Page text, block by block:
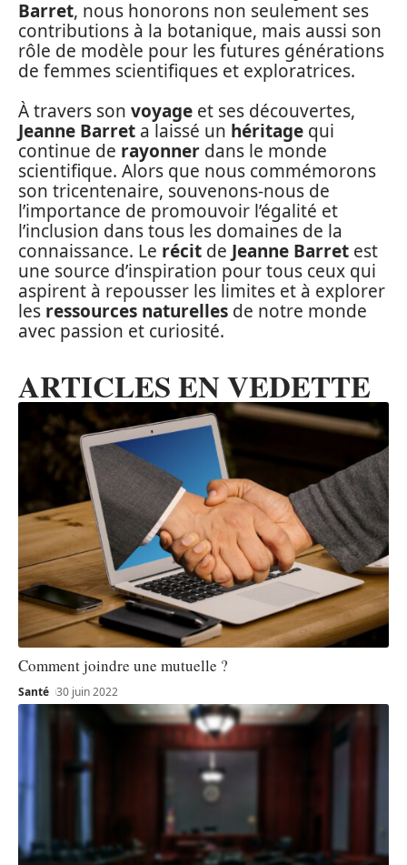
Barret, nous honorons non seulement ses
contributions à la botanique, mais aussi son
rôle de modèle pour les futures générations
de femmes scientifiques et exploratrices.
À travers son voyage et ses découvertes,
Jeanne Barret a laissé un héritage qui
continue de rayonner dans le monde
scientifique. Alors que nous commémorons
son tricentenaire, souvenons-nous de
l’importance de promouvoir l’égalité et
l’inclusion dans tous les domaines de la
connaissance. Le récit de Jeanne Barret est
une source d’inspiration pour tous ceux qui
aspirent à repousser les limites et à explorer
les ressources naturelles de notre monde
avec passion et curiosité.
ARTICLES EN VEDETTE
Comment joindre une mutuelle ?
Santé 30 juin 2022